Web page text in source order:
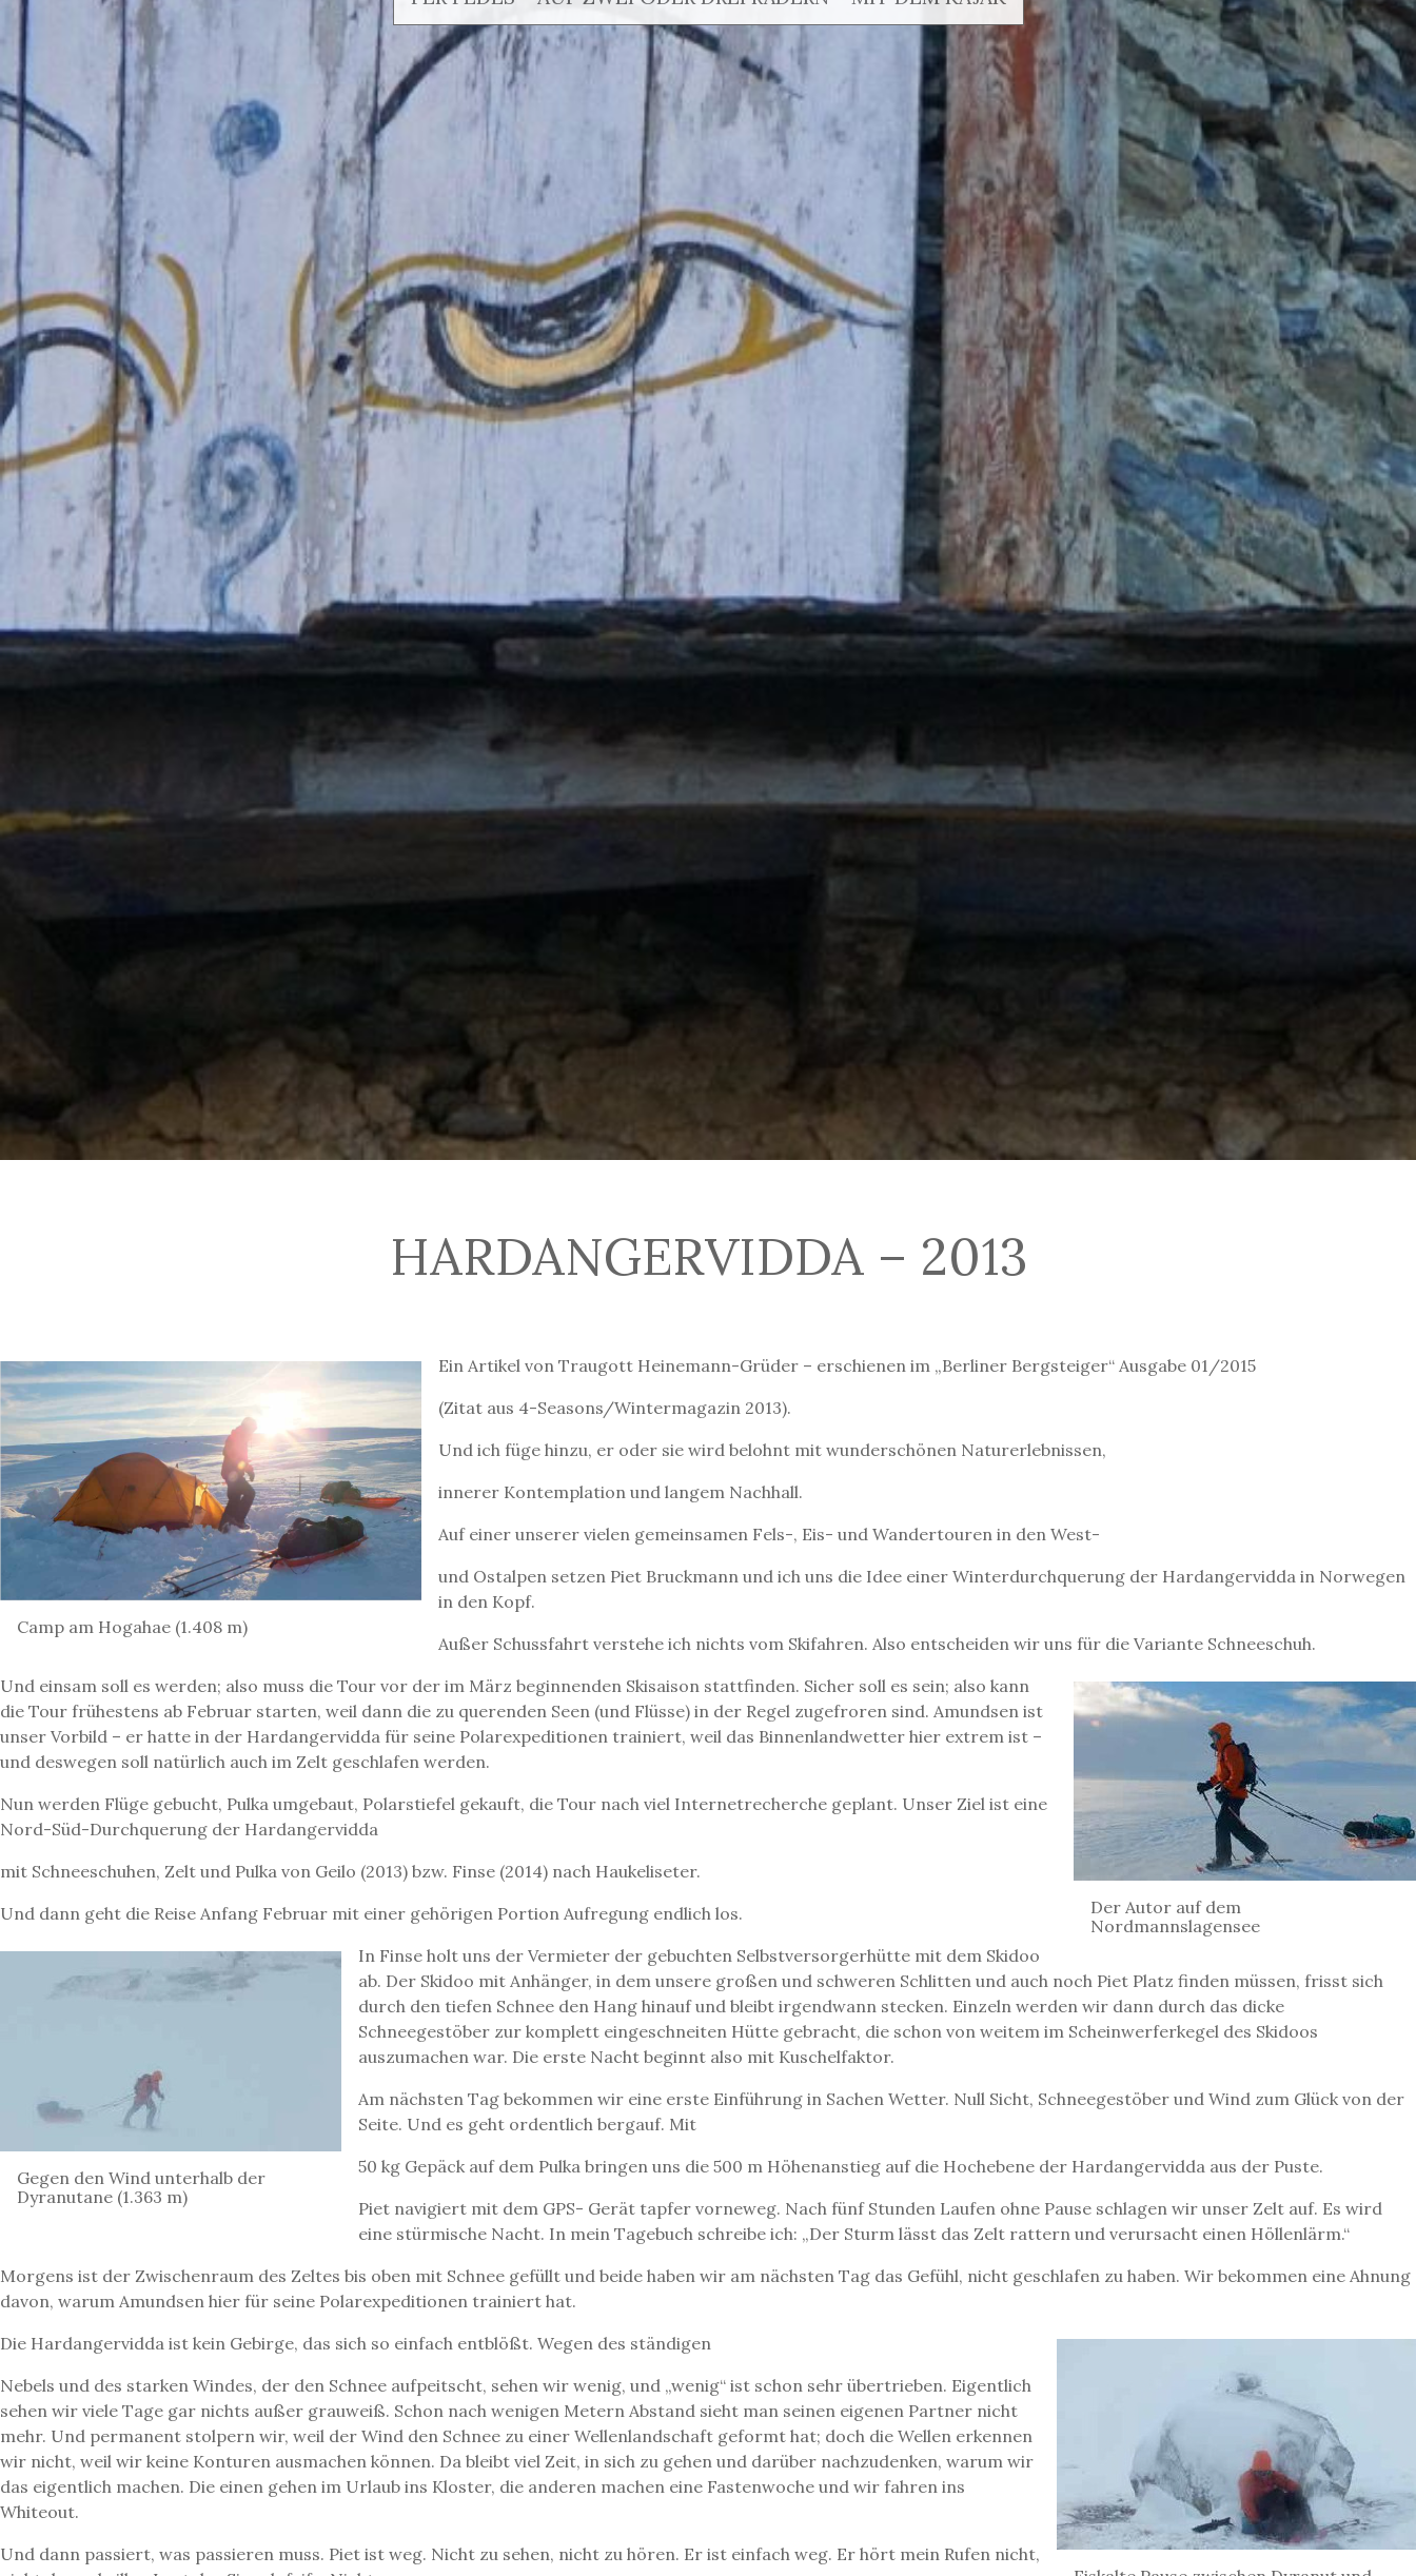
HARDANGERVIDDA – 2013
Camp am Hogahae (1.408 m)
Ein Artikel von Traugott Heinemann-Grüder – erschienen im „Berliner Bergsteiger“ Ausgabe 01/2015
(Zitat aus 4-Seasons/Wintermagazin 2013).
Und ich füge hinzu, er oder sie wird belohnt mit wunderschönen Naturerlebnissen,
innerer Kontemplation und langem Nachhall.
Auf einer unserer vielen gemeinsamen Fels-, Eis- und Wandertouren in den West-
und Ostalpen setzen Piet Bruckmann und ich uns die Idee einer Winterdurchquerung der Hardangervidda in Norwegen
in den Kopf.
Außer Schussfahrt verstehe ich nichts vom Skifahren. Also entscheiden wir uns für die Variante Schneeschuh.
Der Autor auf dem
Nordmannslagensee
Und einsam soll es werden; also muss die Tour vor der im März beginnenden Skisaison stattfinden. Sicher soll es sein; also kann
die Tour frühestens ab Februar starten, weil dann die zu querenden Seen (und Flüsse) in der Regel zugefroren sind. Amundsen ist
unser Vorbild – er hatte in der Hardangervidda für seine Polarexpeditionen trainiert, weil das Binnenlandwetter hier extrem ist –
und deswegen soll natürlich auch im Zelt geschlafen werden.
Nun werden Flüge gebucht, Pulka umgebaut, Polarstiefel gekauft, die Tour nach viel Internetrecherche geplant. Unser Ziel ist eine
Nord-Süd-Durchquerung der Hardangervidda
mit Schneeschuhen, Zelt und Pulka von Geilo (2013) bzw. Finse (2014) nach Haukeliseter.
Und dann geht die Reise Anfang Februar mit einer gehörigen Portion Aufregung endlich los.
Gegen den Wind unterhalb der
Dyranutane (1.363 m)
In Finse holt uns der Vermieter der gebuchten Selbstversorgerhütte mit dem Skidoo
ab. Der Skidoo mit Anhänger, in dem unsere großen und schweren Schlitten und auch noch Piet Platz finden müssen, frisst sich
durch den tiefen Schnee den Hang hinauf und bleibt irgendwann stecken. Einzeln werden wir dann durch das dicke
Schneegestöber zur komplett eingeschneiten Hütte gebracht, die schon von weitem im Scheinwerferkegel des Skidoos
auszumachen war. Die erste Nacht beginnt also mit Kuschelfaktor.
Am nächsten Tag bekommen wir eine erste Einführung in Sachen Wetter. Null Sicht, Schneegestöber und Wind zum Glück von der
Seite. Und es geht ordentlich bergauf. Mit
50 kg Gepäck auf dem Pulka bringen uns die 500 m Höhenanstieg auf die Hochebene der Hardangervidda aus der Puste.
Piet navigiert mit dem GPS- Gerät tapfer vorneweg. Nach fünf Stunden Laufen ohne Pause schlagen wir unser Zelt auf. Es wird
eine stürmische Nacht. In mein Tagebuch schreibe ich: „Der Sturm lässt das Zelt rattern und verursacht einen Höllenlärm.“
Morgens ist der Zwischenraum des Zeltes bis oben mit Schnee gefüllt und beide haben wir am nächsten Tag das Gefühl, nicht geschlafen zu haben. Wir bekommen eine Ahnung
davon, warum Amundsen hier für seine Polarexpeditionen trainiert hat.
Die Hardangervidda ist kein Gebirge, das sich so einfach entblößt. Wegen des ständigen
Nebels und des starken Windes, der den Schnee aufpeitscht, sehen wir wenig, und „wenig“ ist schon sehr übertrieben. Eigentlich
sehen wir viele Tage gar nichts außer grauweiß. Schon nach wenigen Metern Abstand sieht man seinen eigenen Partner nicht
mehr. Und permanent stolpern wir, weil der Wind den Schnee zu einer Wellenlandschaft geformt hat; doch die Wellen erkennen
wir nicht, weil wir keine Konturen ausmachen können. Da bleibt viel Zeit, in sich zu gehen und darüber nachzudenken, warum wir
das eigentlich machen. Die einen gehen im Urlaub ins Kloster, die anderen machen eine Fastenwoche und wir fahren ins
Whiteout.
Und dann passiert, was passieren muss. Piet ist weg. Nicht zu sehen, nicht zu hören. Er ist einfach weg. Er hört mein Rufen nicht,